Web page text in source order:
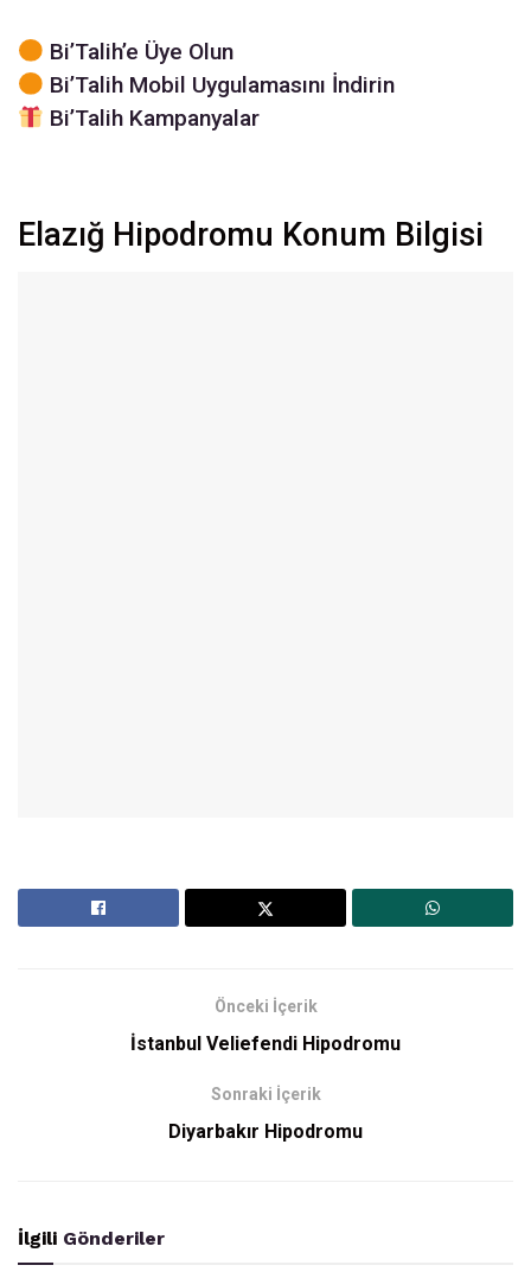
Bi’Talih’e Üye Olun
Bi’Talih Mobil Uygulamasını İndirin
Bi’Talih Kampanyalar
Elazığ Hipodromu Konum Bilgisi
Önceki İçerik
İstanbul Veliefendi Hipodromu
Sonraki İçerik
Diyarbakır Hipodromu
İlgili Gönderiler